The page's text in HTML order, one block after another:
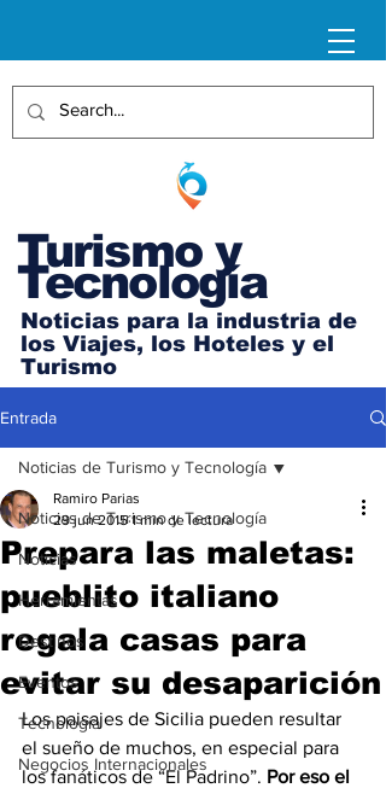
Turismo y
Tecnología
Noticias para la industria de
los Viajes, los Hoteles y el
Turismo
Entrada
Noticias de Turismo y Tecnología
Noticias
Herramientas
Destinos
Eventos
Tecnología
Negocios Internacionales
Noticias de Turismo y Tecnología
Prepara las maletas:
pueblito italiano
regala casas para
evitar su desaparición
Ramiro Parias
29 jun 2015 1 min de lectura
Los paisajes de Sicilia pueden resultar
el sueño de muchos, en especial para
los fanáticos de “El Padrino”. Por eso el